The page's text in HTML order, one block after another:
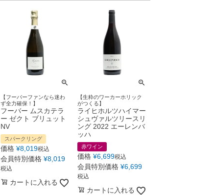
【フーバーファンなら迷わ
ず全力確保！】
フーバー ムスカテラ
ー ゼクト ブリュット
NV
スパークリング
価格 ¥8,019税込
会員特別価格 ¥8,019
税込
カートに入れる
【生粋のワーカーホリック
がつくる】
ライヒホルツハイマー
シュヴァルツリースリ
ング 2022 エーレンバ
ッハ
赤ワイン
価格 ¥6,699税込
会員特別価格 ¥6,699
税込
カートに入れる